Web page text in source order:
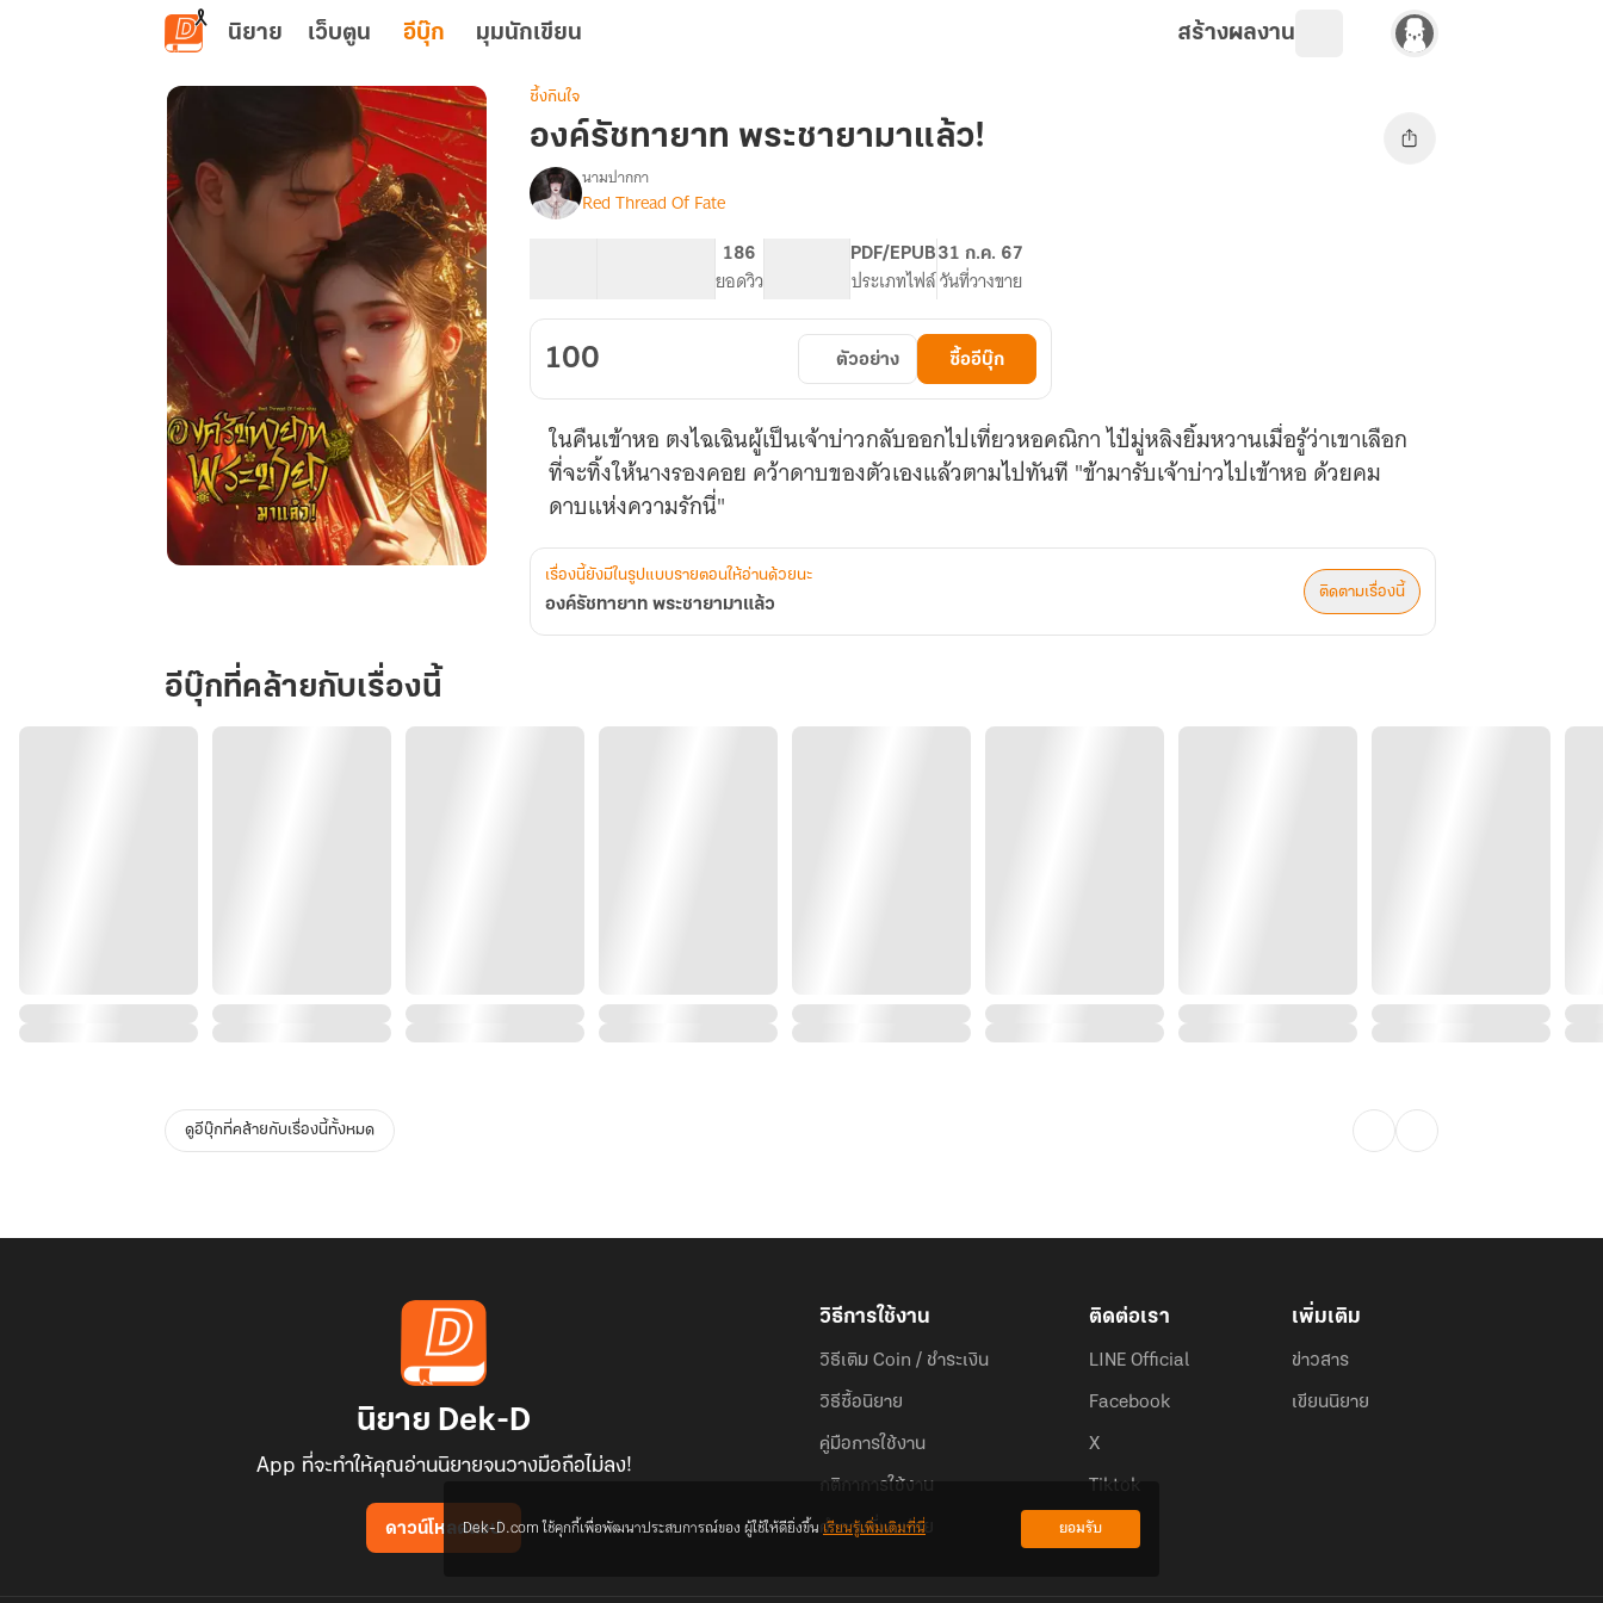
ข้ามไปยังเนื้อหาหลัก
นิยาย เว็บตูน อีบุ๊ก มุมนักเขียน สร้างผลงาน
ชายา
มา
แล้ว!
ซึ้งกินใจ
องค์รัชทายาท พระชายามาแล้ว!
เรื่อง
องค์
มา
แล้ว
นามปากกา
Red Thread Of Fate
186
ยอดวิว
PDF/EPUB
ประเภทไฟล์
31 ก.ค. 67
วันที่วางขาย
100 ตัวอย่าง ซื้ออีบุ๊ก
ในคืนเข้าหอ ตงไฉเฉินผู้เป็นเจ้าบ่าวกลับออกไปเที่ยวหอคณิกา ไป๋มู่หลิงยิ้มหวานเมื่อรู้ว่าเขาเลือก
ที่จะทิ้งให้นางรองคอย คว้าดาบของตัวเองแล้วตามไปทันที "ข้ามารับเจ้าบ่าวไปเข้าหอ ด้วยคม
ดาบแห่งความรักนี่"
เรื่องนี้ยังมีในรูปแบบรายตอนให้อ่านด้วยนะ
องค์รัชทายาท พระชายามาแล้ว
ติดตามเรื่องนี้
อีบุ๊กที่คล้ายกับเรื่องนี้
ดูอีบุ๊กที่คล้ายกับเรื่องนี้ทั้งหมด
นิยาย Dek-D
App ที่จะทำให้คุณอ่านนิยายจนวางมือถือไม่ลง!
ดาวน์โหลดแอป
วิธีการใช้งาน
วิธีเติม Coin / ชำระเงิน
วิธีซื้อนิยาย
คู่มือการใช้งาน
กติกาการใช้งาน
คำถามที่พบบ่อย
ติดต่อเรา
LINE Official
Facebook
X
Tiktok
เพิ่มเติม
ข่าวสาร
เขียนนิยาย
Dek-D.com ใช้คุกกี้เพื่อพัฒนาประสบการณ์ของ ผู้ใช้ให้ดียิ่งขึ้นเรียนรู้เพิ่มเติมที่นี่ ยอมรับ